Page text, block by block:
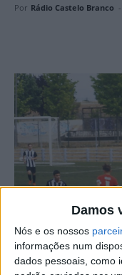
Damos
Nós e os nossos
informações num
dados pessoais, como
Por Rádio Castelo Branco -
Os juvenis do